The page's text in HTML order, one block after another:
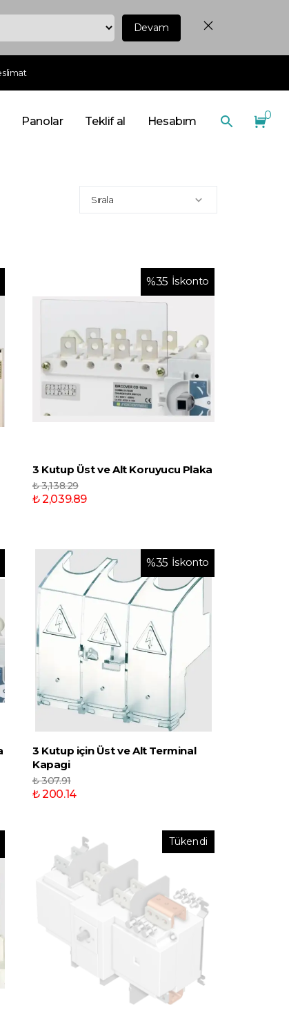
Devam
Panolar Teklif al Hesabım 0
Sırala
%35 İskonto
3 Kutup Üst ve Alt Koruyucu Plaka
₺ 3,138.29
₺ 2,039.89
%35 İskonto
3 Kutup için Üst ve Alt Terminal
Kapagi
₺ 307.91
₺ 200.14
Tükendi